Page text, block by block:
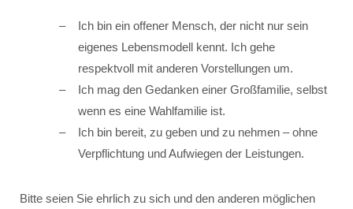
Ich bin ein offener Mensch, der nicht nur sein
eigenes Lebensmodell kennt. Ich gehe
respektvoll mit anderen Vorstellungen um.
Ich mag den Gedanken einer Großfamilie, selbst
wenn es eine Wahlfamilie ist.
Ich bin bereit, zu geben und zu nehmen – ohne
Verpflichtung und Aufwiegen der Leistungen.
Bitte seien Sie ehrlich zu sich und den anderen möglichen